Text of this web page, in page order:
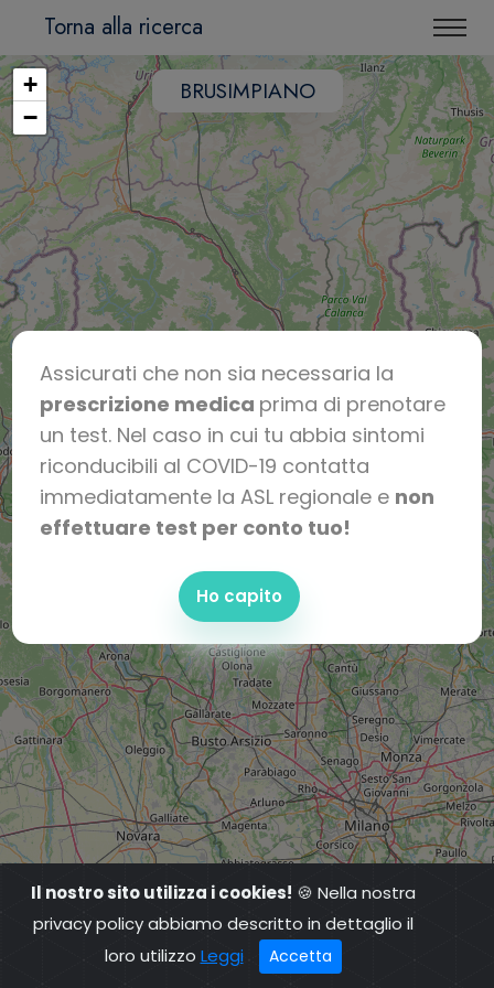
Assicurati che non sia necessaria la
prescrizione medica prima di prenotare
un test. Nel caso in cui tu abbia sintomi
riconducibili al COVID-19 contatta
immediatamente la ASL regionale e non
effettuare test per conto tuo!
Ho capito
Torna alla ricerca
BRUSIMPIANO
+
−
Il nostro sito utilizza i cookies! 🍪 Nella nostra
privacy policy abbiamo descritto in dettaglio il
loro utilizzo Leggi Accetta